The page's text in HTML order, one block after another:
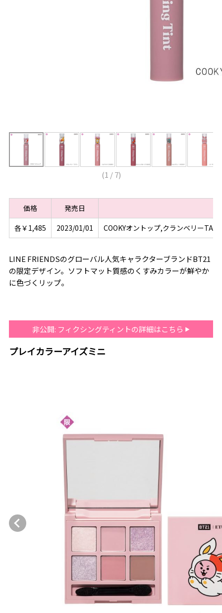
(1 /7)
価格
発売日
各￥1,485
2023/01/01 COOKYオントップ,クランベリー
LINE FRIENDSのグローバル人気キャラクターブランドBT21
の限定デザイン。ソフトマット質感のくすみカラーが鮮やか
に色づくリップ。
非公開: フィクシングティントの詳細はこちら
プレイカラーアイズミニ